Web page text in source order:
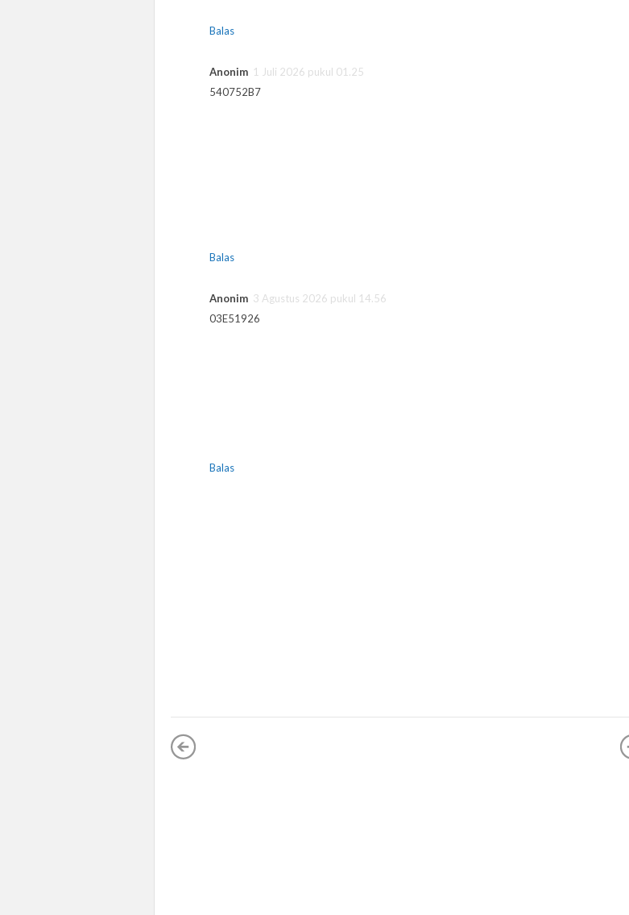
Balas
Anonim 1 Juli 2026 pukul 01.25
540752B7
Balas
Anonim 3 Agustus 2026 pukul 14.56
03E51926
Balas